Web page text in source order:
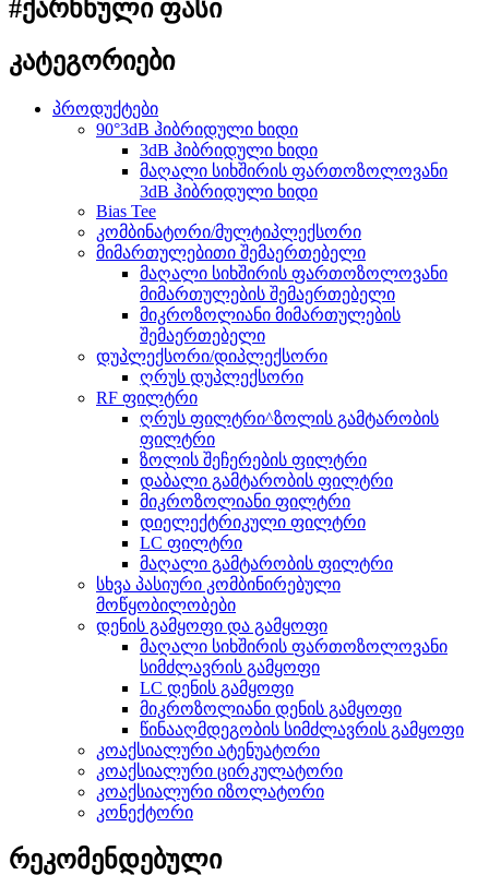
#ქარხნული ფასი
კატეგორიები
პროდუქტები
90°3dB ჰიბრიდული ხიდი
3dB ჰიბრიდული ხიდი
მაღალი სიხშირის ფართოზოლოვანი
3dB ჰიბრიდული ხიდი
Bias Tee
კომბინატორი/მულტიპლექსორი
მიმართულებითი შემაერთებელი
მაღალი სიხშირის ფართოზოლოვანი
მიმართულების შემაერთებელი
მიკროზოლიანი მიმართულების
შემაერთებელი
დუპლექსორი/დიპლექსორი
ღრუს დუპლექსორი
RF ფილტრი
ღრუს ფილტრი^ზოლის გამტარობის
ფილტრი
ზოლის შეჩერების ფილტრი
დაბალი გამტარობის ფილტრი
მიკროზოლიანი ფილტრი
დიელექტრიკული ფილტრი
LC ფილტრი
მაღალი გამტარობის ფილტრი
სხვა პასიური კომბინირებული
მოწყობილობები
დენის გამყოფი და გამყოფი
მაღალი სიხშირის ფართოზოლოვანი
სიმძლავრის გამყოფი
LC დენის გამყოფი
მიკროზოლიანი დენის გამყოფი
წინააღმდეგობის სიმძლავრის გამყოფი
კოაქსიალური ატენუატორი
კოაქსიალური ცირკულატორი
კოაქსიალური იზოლატორი
კონექტორი
რეკომენდებული